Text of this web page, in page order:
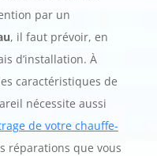
par un
, il faut prévoir, en
d’installation. À
caractéristiques de
nécessite aussi
de votre chauffe-
réparations que vous